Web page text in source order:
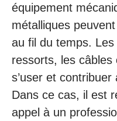
équipement
métalliques
au fil du temps.
ressorts, les
s’user et
Dans ce cas, il est
appel à un